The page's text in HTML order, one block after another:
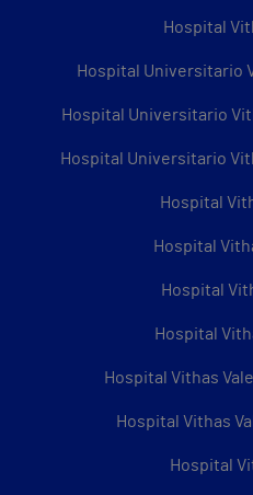
Hospital
Hospital Universitario
Hospital Universitario
Hospital Universitario
Hospital
Hospital
Hospital
Hospital
Hospital Vithas
Hospital Vithas
Hospital